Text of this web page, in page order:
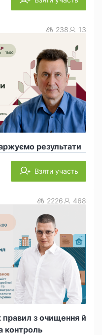
результати
238 13
Взяти участь
правил з очищення й
контроль
2226 468